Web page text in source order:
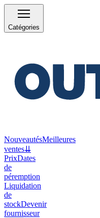
Catégories
NouveautésMeilleures
ventes⇊
PrixDates
de
péremption
Liquidation
de
stockDevenir
fournisseur